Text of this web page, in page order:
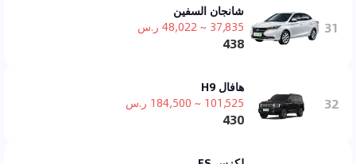
31
شانجان السفين
37,835 ~ 48,022 ر.س
438
32
هافال H9
101,525 ~ 184,500 ر.س
430